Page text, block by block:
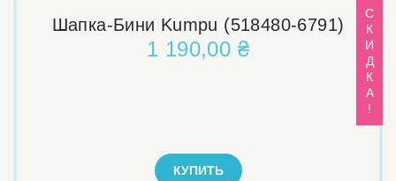
С
К
И
Д
К
А
!
Шапка-Бини Kumpu (518480-6791)
1 190,00 ₴
КУПИТЬ